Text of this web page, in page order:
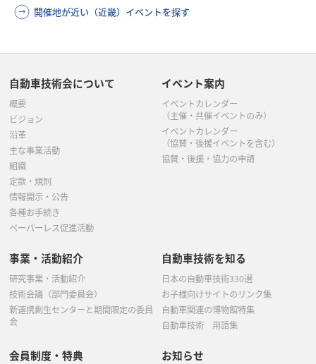
開催地が近い（近畿）イベントを探す
自動車技術会について
概要
ビジョン
沿革
主な事業活動
組織
定款・規則
情報開示・公告
各種お手続き
ペーパーレス促進活動
イベント案内
イベントカレンダー
（主催・共催イベントのみ）
イベントカレンダー
（協賛・後援イベントを含む）
協賛・後援・協力の申請
事業・活動紹介
研究事業・活動紹介
技術会議（部門委員会）
新連携創生センターと期間限定の委員
会
自動車技術を知る
日本の自動車技術330選
お子様向けサイトのリンク集
自動車関連の博物館特集
自動車技術 用語集
会員制度・特典 お知らせ